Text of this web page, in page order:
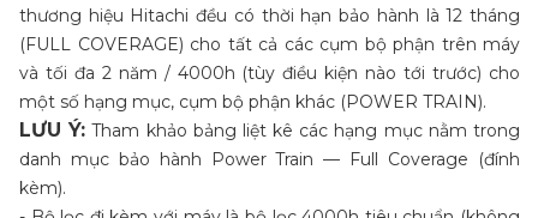
thương hiệu Hitachi đều có thời hạn bảo hành là 12 tháng
(FULL COVERAGE) cho tất cả các cụm bộ phận trên máy
và tối đa 2 năm / 4000h (tùy điều kiện nào tới trước) cho
một số hạng mục, cụm bộ phận khác (POWER TRAIN).
LƯU Ý: Tham khảo bảng liệt kê các hạng mục nằm trong
danh mục bảo hành Power Train — Full Coverage (đính
kèm).